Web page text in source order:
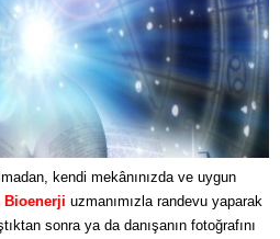
kendi mekânınızda ve uygun
Bioenerji uzmanımızla randevu yaparak
sonra ya da danışanın fotoğrafını